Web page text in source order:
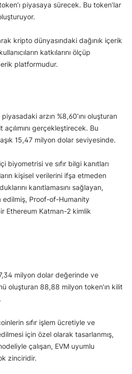
piyasaya sürecek. Bu token’lar
kripto dünyasındaki dağınık içerik
katkılarını ölçüp
platformudur.
arzın %8,60’ını oluşturan
gerçekleştirecek. Bu
15,47 milyon dolar seviyesinde.
biyometrisi ve sıfır bilgi kanıtları
kişisel verilerini ifşa etmeden
kanıtlamasını sağlayan,
edilmiş, Proof-of-Humanity
Ethereum Katman-2 kimlik
milyon dolar değerinde ve
oluşturan 88,88 milyon token’ın kilit
sıfır işlem ücretiyle ve
için özel olarak tasarlanmış,
çalışan, EVM uyumlu
zinciridir.